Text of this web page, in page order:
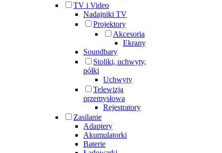
TV i Video
Nadajniki TV
Projektory
Akcesoria
Ekrany
Soundbary
Stoliki, uchwyty,
półki
Uchwyty
Telewizja
przemysłowa
Rejestratory
Zasilanie
Adaptery
Akumulatorki
Baterie